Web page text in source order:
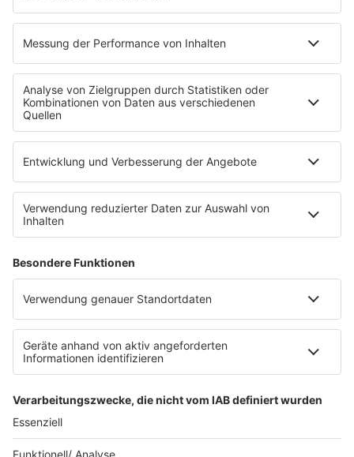
PROGRAMM
Mit den Waffeln einer Frau
SERVICE
Empfang
barba radio App
Impressum
Datenschutz Facebook & Instagram
Datenschutzeinstellungen
Clubbedingungen
Werbung schalten
Waffel-Werbepartner
80s80s.de
90s90s.de
Schlagerplanetradio.com
1deutsch.de
WEIHNACHTSMUSIK.FM